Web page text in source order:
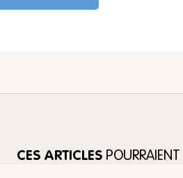
CES ARTICLES POURRAIENT